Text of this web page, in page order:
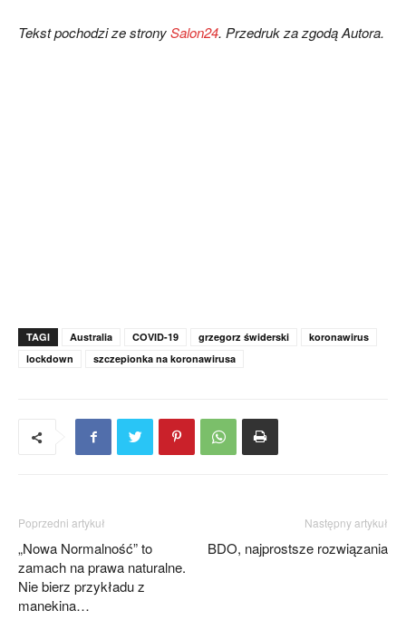
Tekst pochodzi ze stronySalon24. Przedruk za zgodą Autora.
TAGI Australia COVID-19 grzegorz świderski
koronawirus
lockdown
szczepionka na koronawirusa
Poprzedni artykuł
„Nowa Normalność” to
zamach na prawa naturalne.
Nie bierz przykładu z
manekina…
Następny artykuł
BDO, najprostsze rozwiązania